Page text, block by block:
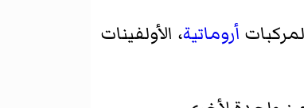
أروماتية، الأولفينات